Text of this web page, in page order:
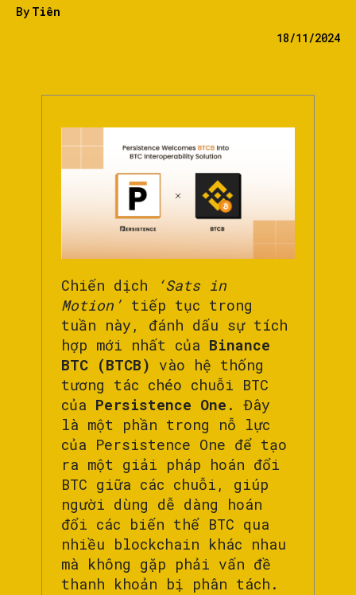
By Tiên
18/11/2024
Chiến dịch
‘Sats in
Motion’ tiếp tục trong
tuần này, đánh dấu sự tích
hợp mới nhất của Binance
BTC (BTCB) vào hệ thống
tương tác chéo chuỗi BTC
của Persistence One . Đây
là một phần trong nỗ lực
của Persistence One để tạo
ra một giải pháp hoán đổi
BTC giữa các chuỗi, giúp
người dùng dễ dàng hoán
đổi các biến thể BTC qua
nhiều blockchain khác nhau
mà không gặp phải vấn đề
thanh khoản bị phân tách.